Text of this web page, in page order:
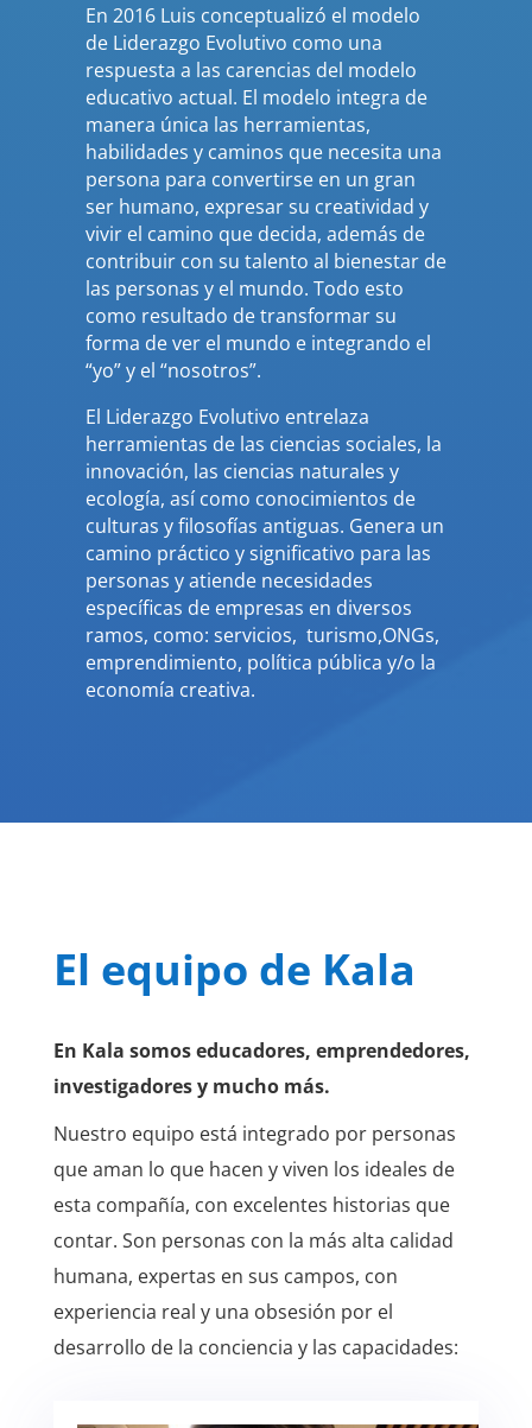
En 2016 Luis conceptualizó el modelo
de Liderazgo Evolutivo como una
respuesta a las carencias del modelo
educativo actual. El modelo integra de
manera única las herramientas,
habilidades y caminos que necesita una
persona para convertirse en un gran
ser humano, expresar su creatividad y
vivir el camino que decida, además de
contribuir con su talento al bienestar de
las personas y el mundo. Todo esto
como resultado de transformar su
forma de ver el mundo e integrando el
“yo” y el “nosotros”.
El Liderazgo Evolutivo entrelaza
herramientas de las ciencias sociales, la
innovación, las ciencias naturales y
ecología, así como conocimientos de
culturas y filosofías antiguas. Genera un
camino práctico y significativo para las
personas y atiende necesidades
específicas de empresas en diversos
ramos, como: servicios, turismo,ONGs,
emprendimiento, política pública y/o la
economía creativa.
El equipo de Kala
En Kala somos educadores, emprendedores,
investigadores y mucho más.
Nuestro equipo está integrado por personas
que aman lo que hacen y viven los ideales de
esta compañía, con excelentes historias que
contar. Son personas con la más alta calidad
humana, expertas en sus campos, con
experiencia real y una obsesión por el
desarrollo de la conciencia y las capacidades: